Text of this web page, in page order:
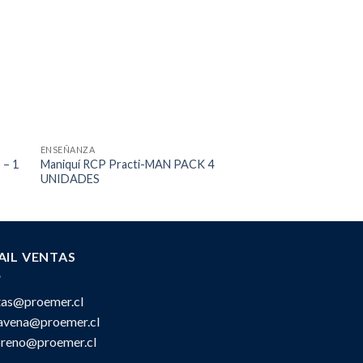
1
ENSEÑANZA
Maniquí RCP Practi-MAN PACK 4
UNIDADES
VENTAS